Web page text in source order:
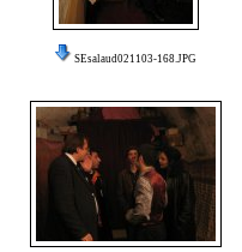
SEsalaud021103-168.JPG